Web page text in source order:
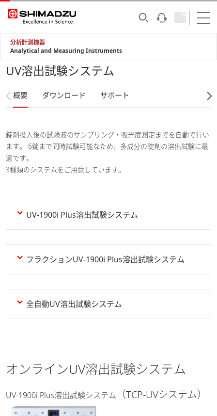
分析計測機器
Analytical and Measuring Instruments
UV溶出試験システム
概要 ダウンロード サポート
錠剤投入後の試験液のサンプリング・吸光度測定までを自動で行い
ます。 6錠まで同時試験可能なため，多成分の錠剤の溶出試験に最
適です。
3種類のシステムをご用意しています。
UV-1900i Plus溶出試験システム
フラクションUV-1900i Plus溶出試験システム
全自動UV溶出試験システム
オンラインUV溶出試験システム
UV-1900i Plus溶出試験システム （TCP-UVシステム）